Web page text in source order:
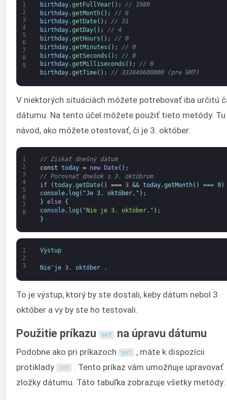
1
2
3
4
5
6
7
8
9
birthday.getFullYear( ) ;
// 1980
birthday.getMonth( ) ;
// 6
birthday.getDate( ) ;
// 31
birthday.getDay( ) ;
// 4
birthday.getHours ( ) ;
// 0
birthday.getMinutes ( ) ;
// 0
birthday.getSeconds ( ) ;
// 0
birthday.getMilliseconds ( ) ;
// 0
birthday.getTime( ) ; // 333849600000 (pre GMT)
V niektorých situáciách môžete potrebovať iba určitú
dátumu. Na tento účel môžete použiť tieto metódy. Tu
návod, ako môžete otestovať, či je 3. október:
1
2
3
4
5
6
7
8
// Získať dnešný dátum
const today = new Date( ) ;
// Porovnať dnešok s 3. októbrom
if
(today.getDate( ) === 3 && today.getMonth() ===
console.log("Je 3. október.");
} else
{
console. log ( "Nie je 3. október." ) ;
}
1
2
3
Výstup
Nie' je 3. október .
To je výstup, ktorý by ste dostali, keby dátum nebol 3.
október a vy by ste ho testovali.
Použitie príkazu set na úpravu dátumu
Podobne ako pri príkazoch get , máte k dispozícii
protiklady
set . Tento príkaz vám umožňuje upravovať
zložky dátumu. Táto tabuľka zobrazuje všetky metódy: